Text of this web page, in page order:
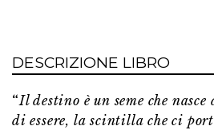
DESCRIZIONE LIBRO
“Il destino è un seme che
di essere, la scintilla che ci